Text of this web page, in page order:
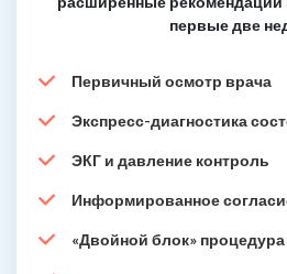
первые две
Первичный осмотр врача
Экспресс-диагностика
ЭКГ и давление контроль
Информированное
«Двойной блок» процедура